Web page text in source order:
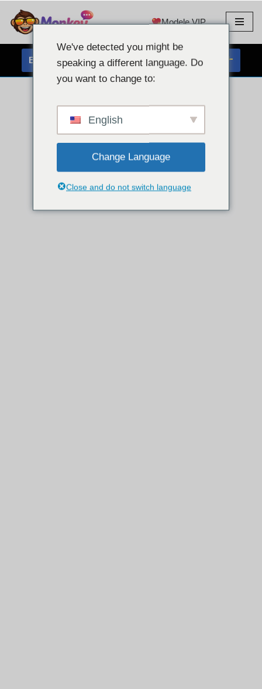
Przejdź
do
treści
Modele VIP
BEZPŁATNY CZAT Z KAMERĄ INTERNETOWĄ
We've detected you might be
speaking a different language. Do
you want to change to:
English
Change Language
Close and do not switch language